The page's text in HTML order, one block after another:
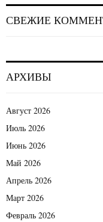
СВЕЖИЕ
АРХИВЫ
Август 2026
Июль 2026
Июнь 2026
Май 2026
Апрель 2026
Март 2026
Февраль 2026